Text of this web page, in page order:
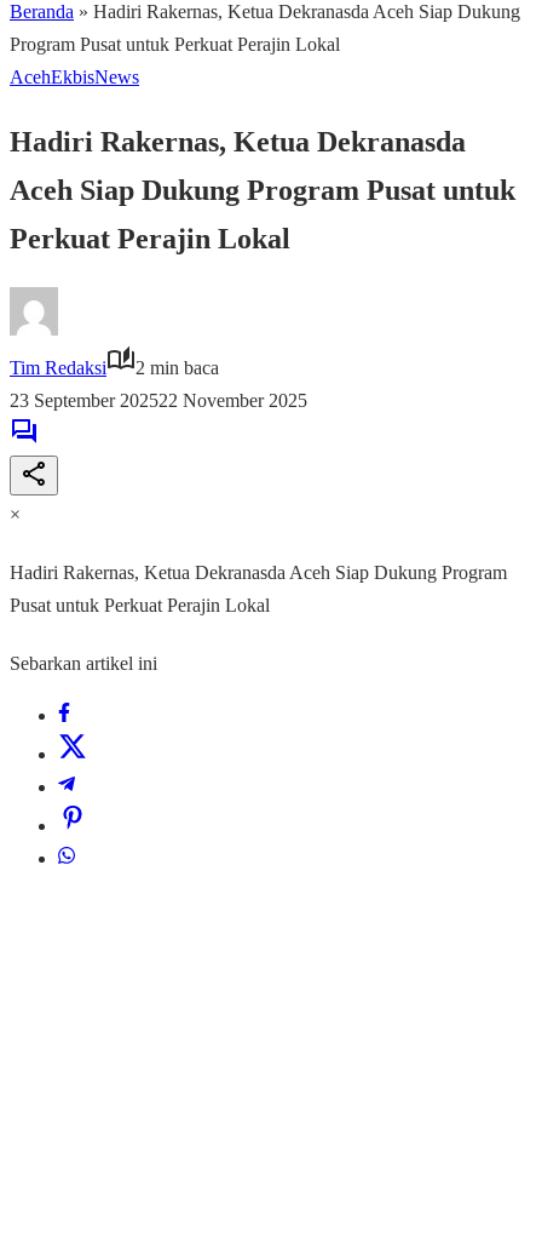
Beranda » Hadiri Rakernas, Ketua Dekranasda Aceh Siap Dukung
Program Pusat untuk Perkuat Perajin Lokal
AcehEkbisNews
Hadiri Rakernas, Ketua Dekranasda
Aceh Siap Dukung Program Pusat untuk
Perkuat Perajin Lokal
Tim Redaksi
2 min baca
23 September 202522 November 2025
×
Hadiri Rakernas, Ketua Dekranasda Aceh Siap Dukung Program
Pusat untuk Perkuat Perajin Lokal
Sebarkan artikel ini